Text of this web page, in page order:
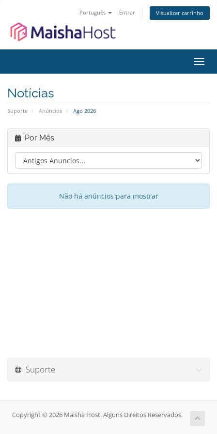
Português Entrar Visualizar carrinho
Notícias
Suporte Anúncios Ago 2026
Por Mês
Não há anúncios para mostrar
Suporte
Copyright © 2026 Maisha Host. Alguns Direitos Reservados.